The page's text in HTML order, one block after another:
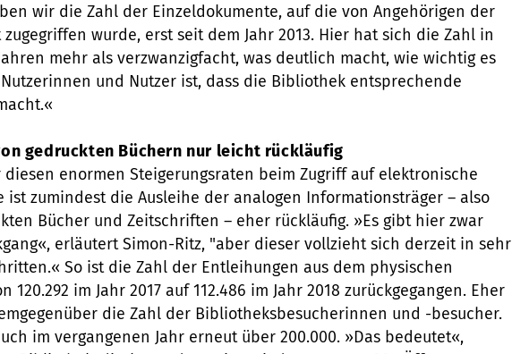
wir die Zahl der Einzeldokumente, auf die von Angehörigen der
wurde, erst seit dem Jahr 2013. Hier hat sich die Zahl in
mehr als verzwanzigfacht, was deutlich macht, wie wichtig es
und Nutzer ist, dass die Bibliothek entsprechende
gedruckten Büchern nur leicht rückläufig
diesen enormen Steigerungsraten beim Zugriff auf elektronische
ist zumindest die Ausleihe der analogen Informationsträger – also
Bücher und Zeitschriften – eher rückläufig. »Es gibt hier zwar
erläutert Simon-Ritz, "aber dieser vollzieht sich derzeit in sehr
So ist die Zahl der Entleihungen aus dem physischen
120.292 im Jahr 2017 auf 112.486 im Jahr 2018 zurückgegangen. Eher
die Zahl der Bibliotheksbesucherinnen und -besucher.
im vergangenen Jahr erneut über 200.000. »Das bedeutet«,